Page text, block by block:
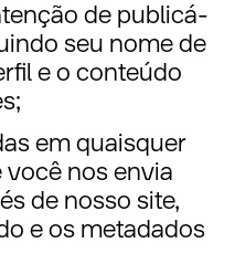
de publicá-
seu nome de
e o conteúdo
em quaisquer
nos envia
de nosso site,
e os metadados